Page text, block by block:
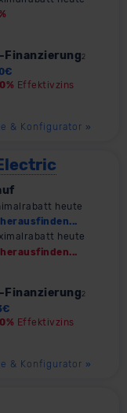
Finanzierung 2
€
Effektivzins
& Konfigurator »
heute
heute
Finanzierung2
€
Effektivzins
& Konfigurator »